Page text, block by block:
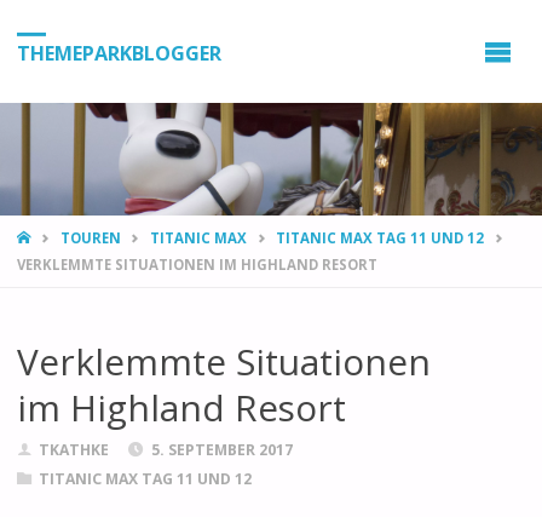
THEMEPARKBLOGGER
HOMETOUREN TITANIC MAX
TITANIC MAX TAG 11 UND 12
VERKLEMMTE SITUATIONEN IM HIGHLAND RESORT
Verklemmte Situationen
im Highland Resort
TKATHKE
5. SEPTEMBER 2017
TITANIC MAX TAG 11 UND 12